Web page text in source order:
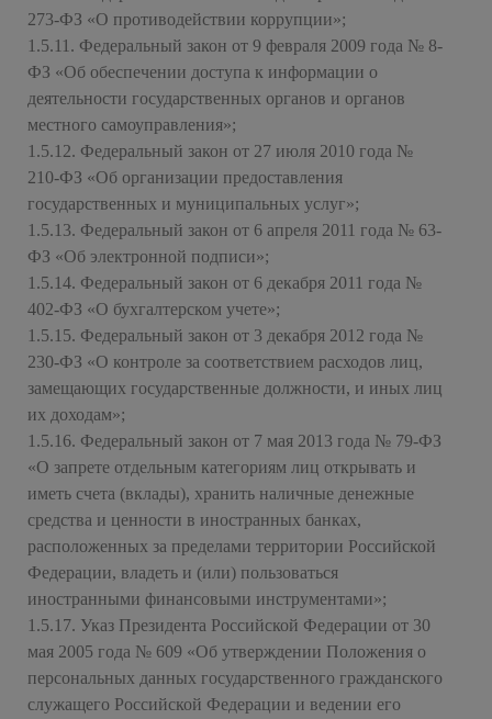
273-ФЗ «О противодействии коррупции»;
1.5.11. Федеральный закон от 9 февраля 2009 года № 8-
ФЗ «Об обеспечении доступа к информации о
деятельности государственных органов и органов
местного самоуправления»;
1.5.12. Федеральный закон от 27 июля 2010 года №
210-ФЗ «Об организации предоставления
государственных и муниципальных услуг»;
1.5.13. Федеральный закон от 6 апреля 2011 года № 63-
ФЗ «Об электронной подписи»;
1.5.14. Федеральный закон от 6 декабря 2011 года №
402-ФЗ «О бухгалтерском учете»;
1.5.15. Федеральный закон от 3 декабря 2012 года №
230-ФЗ «О контроле за соответствием расходов лиц,
замещающих государственные должности, и иных лиц
их доходам»;
1.5.16. Федеральный закон от 7 мая 2013 года № 79-ФЗ
«О запрете отдельным категориям лиц открывать и
иметь счета (вклады), хранить наличные денежные
средства и ценности в иностранных банках,
расположенных за пределами территории Российской
Федерации, владеть и (или) пользоваться
иностранными финансовыми инструментами»;
1.5.17. Указ Президента Российской Федерации от 30
мая 2005 года № 609 «Об утверждении Положения о
персональных данных государственного гражданского
служащего Российской Федерации и ведении его